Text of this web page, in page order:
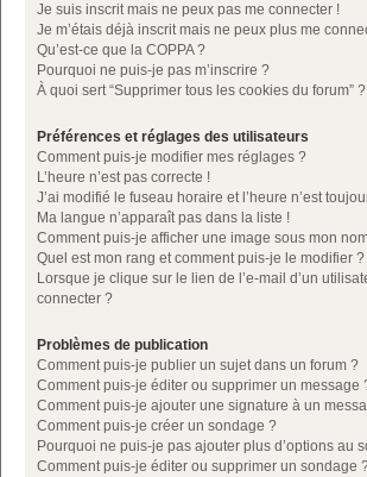
Je suis inscrit mais ne peux pas me connecter !
Je m’étais déjà inscrit mais ne peux plus me
Qu’est-ce que la COPPA ?
Pourquoi ne puis-je pas m’inscrire ?
À quoi sert “Supprimer tous les cookies du forum” ?
Préférences et réglages des utilisateurs
Comment puis-je modifier mes réglages ?
L’heure n’est pas correcte !
J’ai modifié le fuseau horaire et l’heure n’est
Ma langue n’apparaît pas dans la liste !
Comment puis-je afficher une image sous mon
Quel est mon rang et comment puis-je le modifier ?
Lorsque je clique sur le lien de l’e-mail d’un
connecter ?
Problèmes de publication
Comment puis-je publier un sujet dans un forum ?
Comment puis-je éditer ou supprimer un message
Comment puis-je ajouter une signature à un
Comment puis-je créer un sondage ?
Pourquoi ne puis-je pas ajouter plus d’options au
Comment puis-je éditer ou supprimer un sondage